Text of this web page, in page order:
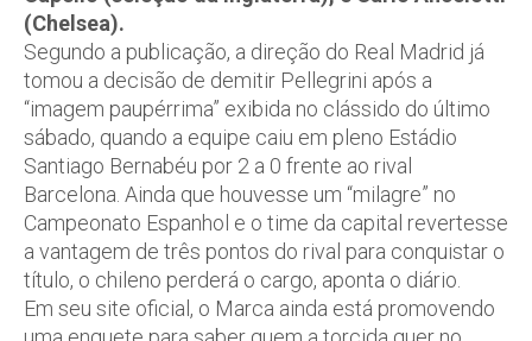
(Chelsea).
Segundo a publicação, a direção do Real Madrid já
tomou a decisão de demitir Pellegrini após a
“imagem paupérrima” exibida no clássido do último
sábado, quando a equipe caiu em pleno Estádio
Santiago Bernabéu por 2 a 0 frente ao rival
Barcelona. Ainda que houvesse um “milagre” no
Campeonato Espanhol e o time da capital revertesse
a vantagem de três pontos do rival para conquistar o
título, o chileno perderá o cargo, aponta o diário.
Em seu site oficial, o Marca ainda está promovendo